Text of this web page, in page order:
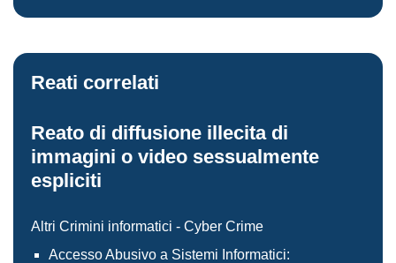
Reati correlati
Reato di diffusione illecita di
immagini o video sessualmente
espliciti
Altri Crimini informatici - Cyber Crime
Accesso Abusivo a Sistemi Informatici: